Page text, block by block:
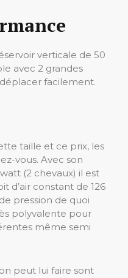
verticale de 50
avec 2 grandes
facilement.
taille et ce prix, les
vous. Avec son
(2 chevaux) il est
d’air constant de 126
pression de quoi
polyvalente pour
même semi
peut lui faire sont